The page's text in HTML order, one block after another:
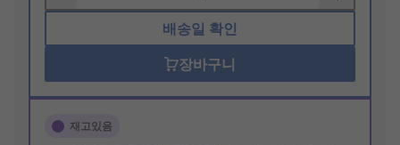
배송일 확인
장바구니
재고있음